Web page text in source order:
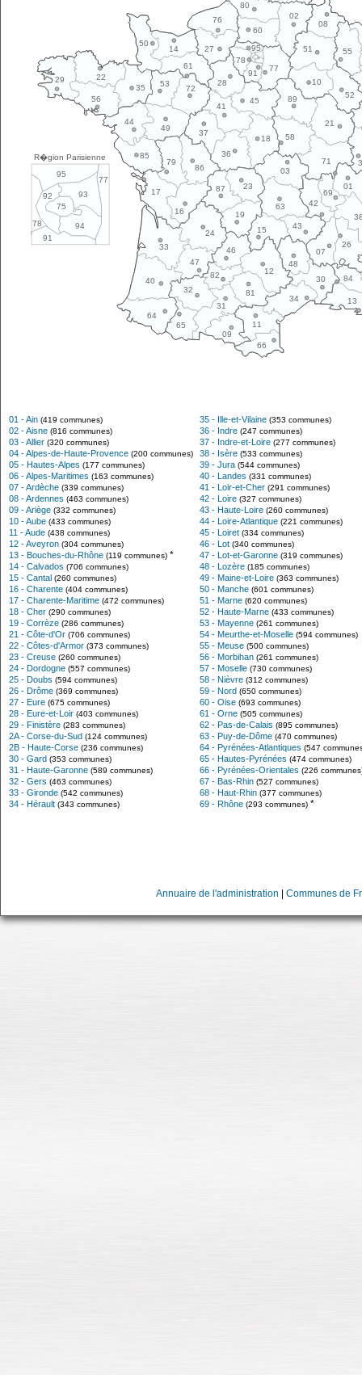
R�gion Parisienne
77
78
91
95
93
75
94
92
10
11
12
13
14
15
16
17
18
19
21
22
23
24
26
27
28
29
30
31
32
33
34
35
36
37
40
41
42
43
44
45
46
47
48
49
50
51
52
53
55
56
58
60
61
63
64
65
66
69
01
02
03
07
08
09
71
72
76
77
78
79
80
81
82 84
85
86
87
89
91
95
01 - Ain (419 communes)
02 - Aisne (816 communes)
03 - Allier (320 communes)
04 - Alpes-de-Haute-Provence (200 communes)
05 - Hautes-Alpes (177 communes)
06 - Alpes-Maritimes (163 communes)
07 - Ardèche (339 communes)
08 - Ardennes (463 communes)
09 - Ariège (332 communes)
10 - Aube (433 communes)
11 - Aude (438 communes)
12 - Aveyron (304 communes)
13 - Bouches-du-Rhône (119 communes) *
14 - Calvados (706 communes)
15 - Cantal (260 communes)
16 - Charente (404 communes)
17 - Charente-Maritime (472 communes)
18 - Cher (290 communes)
19 - Corrèze (286 communes)
21 - Côte-d'Or (706 communes)
22 - Côtes-d'Armor (373 communes)
23 - Creuse (260 communes)
24 - Dordogne (557 communes)
25 - Doubs (594 communes)
26 - Drôme (369 communes)
27 - Eure (675 communes)
28 - Eure-et-Loir (403 communes)
29 - Finistère (283 communes)
2A - Corse-du-Sud (124 communes)
2B - Haute-Corse (236 communes)
30 - Gard (353 communes)
31 - Haute-Garonne (589 communes)
32 - Gers (463 communes)
33 - Gironde (542 communes)
34 - Hérault (343 communes)
35 - Ille-et-Vilaine (353 communes)
36 - Indre (247 communes)
37 - Indre-et-Loire (277 communes)
38 - Isère (533 communes)
39 - Jura (544 communes)
40 - Landes (331 communes)
41 - Loir-et-Cher (291 communes)
42 - Loire (327 communes)
43 - Haute-Loire (260 communes)
44 - Loire-Atlantique (221 communes)
45 - Loiret (334 communes)
46 - Lot (340 communes)
47 - Lot-et-Garonne (319 communes)
48 - Lozère (185 communes)
49 - Maine-et-Loire (363 communes)
50 - Manche (601 communes)
51 - Marne (620 communes)
52 - Haute-Marne (433 communes)
53 - Mayenne (261 communes)
54 - Meurthe-et-Moselle (594 communes)
55 - Meuse (500 communes)
56 - Morbihan (261 communes)
57 - Moselle (730 communes)
58 - Nièvre (312 communes)
59 - Nord (650 communes)
60 - Oise (693 communes)
61 - Orne (505 communes)
62 - Pas-de-Calais (895 communes)
63 - Puy-de-Dôme (470 communes)
64 - Pyrénées-Atlantiques (547
65 - Hautes-Pyrénées (474 communes)
66 - Pyrénées-Orientales (226
67 - Bas-Rhin (527 communes)
68 - Haut-Rhin (377 communes)
69 - Rhône (293 communes) *
Annuaire de l'administration Communes de